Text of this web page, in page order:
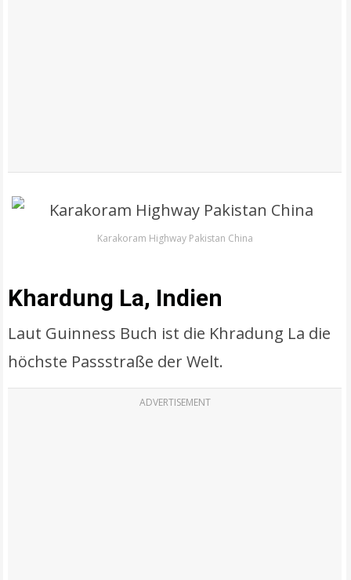
Karakoram Highway Pakistan China
Khardung La, Indien
Laut Guinness Buch ist die Khradung La die
höchste Passstraße der Welt.
ADVERTISEMENT